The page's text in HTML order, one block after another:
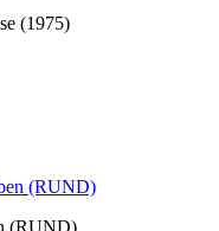
(1975)